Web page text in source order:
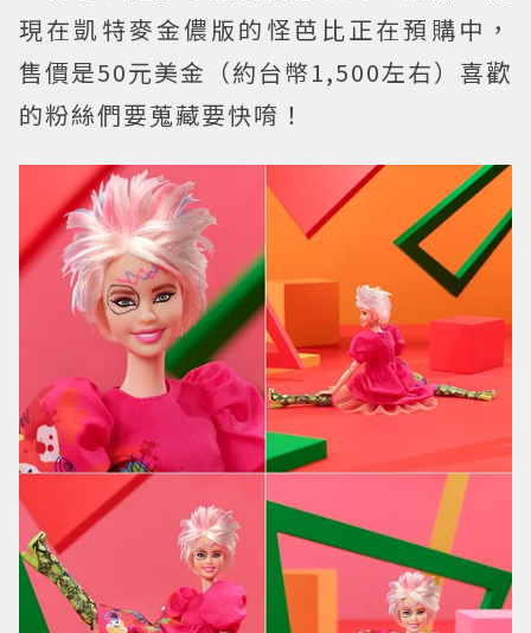
現在凱特麥金儂版的怪芭比正在預購中，
售價是50元美金（約台幣1,500左右）喜歡
的粉絲們要蒐藏要快唷！